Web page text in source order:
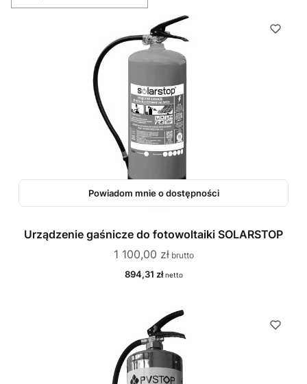
Powiadom mnie o dostępności
Urządzenie gaśnicze do fotowoltaiki SOLARSTOP
Cena
1 100,00 zł
Cena
894,31 zł